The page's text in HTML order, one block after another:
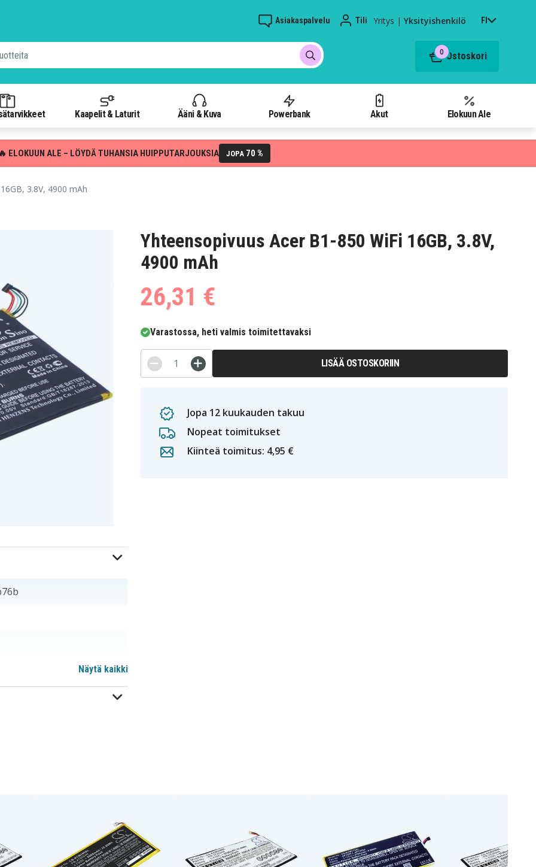
Asiakaspalvelu Tili Yritys | Yksityishenkilö FI
0 Ostoskori
Kaapelit & Laturit Ääni & Kuva Powerbank Akut Elokuun Ale
ELOKUUN ALE – LÖYDÄ TUHANSIA HUIPPUTARJOUKSIA JOPA 70 %
3.8V, 4900 mAh
Yhteensopivuus Acer B1-850 WiFi 16GB, 3.8V,
4900 mAh
26,31 €
Varastossa, heti valmis toimitettavaksi
LISÄÄ OSTOSKORIIN
Jopa 12 kuukauden takuu
Nopeat toimitukset
Kiinteä toimitus: 4,95 €
Acer B1-830
Acer Iconia One 8
Näytä kaikki